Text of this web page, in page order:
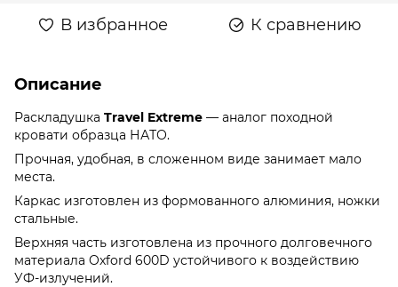
В избранное К сравнению
Описание
Раскладушка Travel Extreme — аналог походной
кровати образца НАТО.
Прочная, удобная, в сложенном виде занимает мало
места.
Каркас изготовлен из формованного алюминия, ножки
стальные.
Верхняя часть изготовлена из прочного долговечного
материала Oxford 600D устойчивого к воздействию
УФ-излучений.